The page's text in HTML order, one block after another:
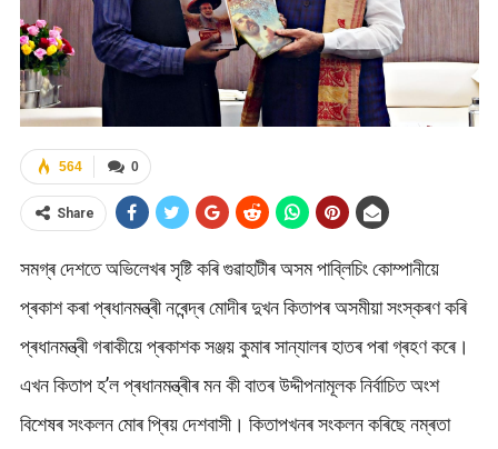
0
564
Share
সমগ্ৰ দেশতে অভিলেখৰ সৃষ্টি কৰি গুৱাহাটীৰ অসম পাব্লিচিং কোম্পানীয়ে
প্ৰকাশ কৰা প্ৰধানমন্ত্ৰী নৰেন্দ্ৰ মোদীৰ দুখন কিতাপৰ অসমীয়া সংস্কৰণ কৰি
প্ৰধানমন্ত্ৰী গৰাকীয়ে প্ৰকাশক সঞ্জয় কুমাৰ সান্যালৰ হাতৰ পৰা গ্ৰহণ কৰে।
এখন কিতাপ হ’ল প্ৰধানমন্ত্ৰীৰ মন কী বাতৰ উদ্দীপনামূলক নিৰ্বাচিত অংশ
বিশেষৰ সংকলন মোৰ প্ৰিয় দেশবাসী। কিতাপখনৰ সংকলন কৰিছে নম্ৰতা